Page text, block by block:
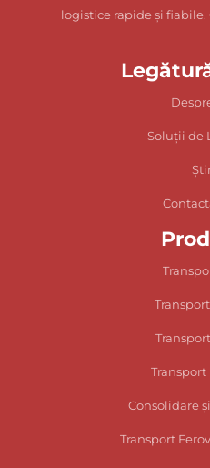
logistice rapide și
Soluții de
Consolidare
Transport